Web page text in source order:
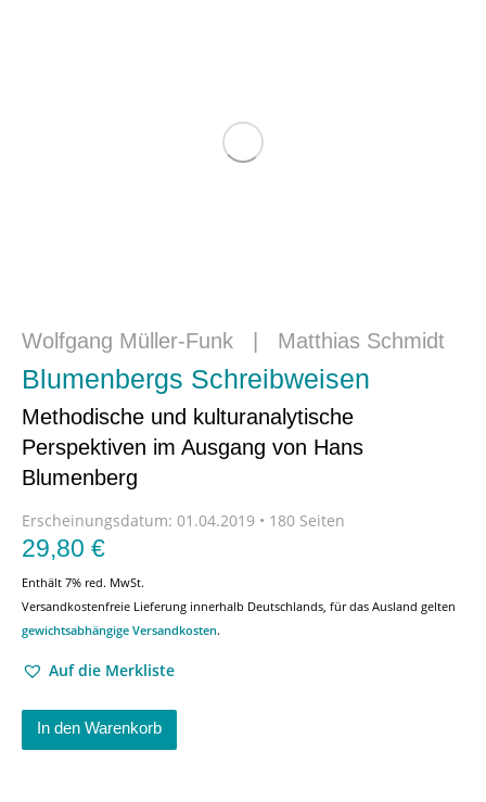
Wolfgang Müller-Funk Matthias Schmidt
Blumenbergs Schreibweisen
Methodische und kulturanalytische
Perspektiven im Ausgang von Hans
Blumenberg
Erscheinungsdatum: 01.04.2019 • 180 Seiten
29,80 €
Enthält 7% red. MwSt.
Versandkostenfreie Lieferung innerhalb Deutschlands, für das Ausland gelten
gewichtsabhängige Versandkosten.
Auf die Merkliste
In den Warenkorb